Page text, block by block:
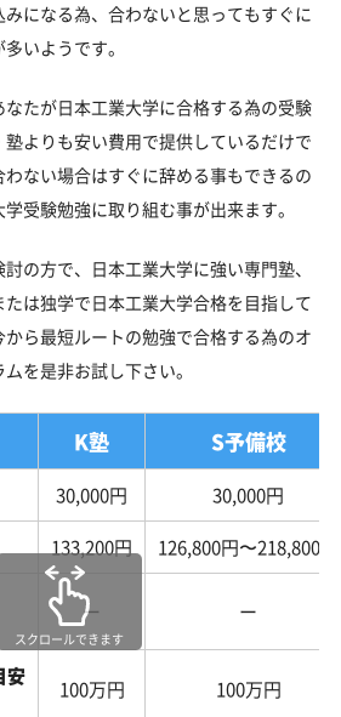
になる為、合わないと思ってもすぐに
いようです。
なたが日本工業大学に合格する為の受験
よりも安い費用で提供しているだけで
ない場合はすぐに辞める事もできるの
受験勉強に取り組む事が出来ます。
の方で、日本工業大学に強い専門塾、
は独学で日本工業大学合格を目指して
ら最短ルートの勉強で合格する為のオ
を是非お試し下さい。
K塾 S予備校
30,000円
30,000円
133,200円 126,800円〜218,800円
ー ー
安 100万円 100万円
スクロールできます